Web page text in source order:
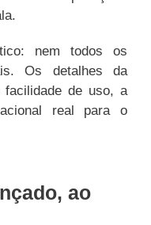
nem todos os
Os detalhes da
facilidade de uso, a
real para o
ao